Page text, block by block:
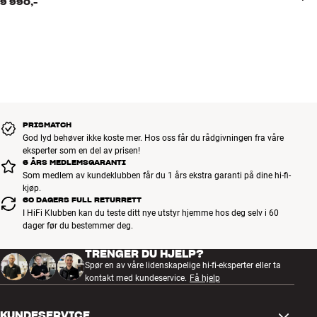
PRISMATCH
God lyd behøver ikke koste mer. Hos oss får du rådgivningen fra våre
eksperter som en del av prisen!
6 ÅRS MEDLEMSGARANTI
Som medlem av kundeklubben får du 1 års ekstra garanti på dine hi-fi-
kjøp.
60 DAGERS FULL RETURRETT
I HiFi Klubben kan du teste ditt nye utstyr hjemme hos deg selv i 60
dager før du bestemmer deg.
TRENGER DU HJELP?
Spør en av våre lidenskapelige hi-fi-eksperter eller ta
kontakt med kundeservice. Få hjelp